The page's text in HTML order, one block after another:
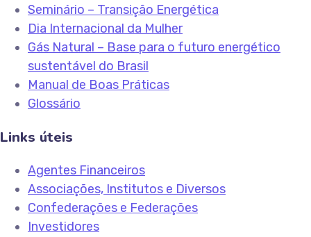
Seminário – Transição Energética
Dia Internacional da Mulher
Gás Natural – Base para o futuro energético
sustentável do Brasil
Manual de Boas Práticas
Glossário
Links úteis
Agentes Financeiros
Associações, Institutos e Diversos
Confederações e Federações
Investidores